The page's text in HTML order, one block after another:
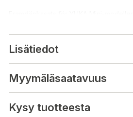
Passar till:
YUKA mini 600
YUKA mini 800
Lisätiedot
Myymäläsaatavuus
Kysy tuotteesta